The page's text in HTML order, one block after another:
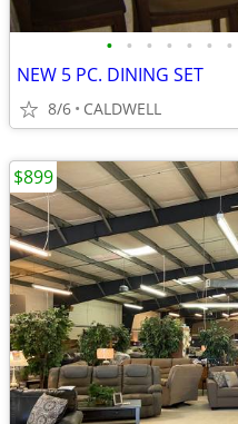
• • • • • • •
NEW 5 PC. DINING SET
8/6 CALDWELL
$899